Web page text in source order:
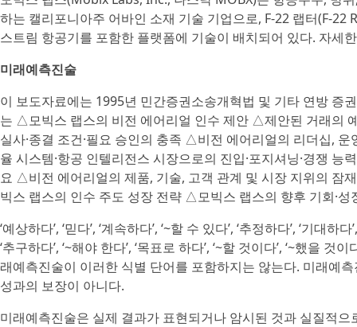
하는 캘리포니아주 어바인 소재 기술 기업으로, F-22 랩터(F-
스트림 항공기를 포함한 플랫폼에 기술이 배치되어 있다. 자
미래예측진술
이 보도자료에는 1995년 민간증권소송개혁법 및 기타 연방 증
는 △모빅스 랩스의 비전 에어리얼 인수 제안 △제안된 거래의
실사·종결 조건·필요 승인의 충족 △비전 에어리얼의 리더십,
율 시스템·항공 인텔리전스 시장으로의 진입·포지셔닝·경쟁
요 △비전 에어리얼의 제품, 기술, 고객 관계 및 시장 지위의
빅스 랩스의 인수 주도 성장 전략 △모빅스 랩스의 향후 기회·
‘예상하다’, ‘믿다’, ‘계속하다’, ‘~할 수 있다’, ‘추정하다’, ‘기대하
‘추구하다’, ‘~해야 한다’, ‘목표로 하다’, ‘~할 것이다’, ‘~했을
래예측진술이 이러한 식별 단어를 포함하지는 않는다. 미래예
성과의 보장이 아니다.
미래예측진술은 실제 결과가 표현되거나 암시된 것과 실질적